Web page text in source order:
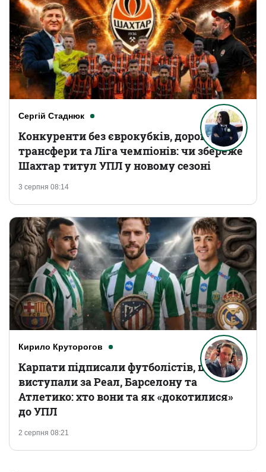
Сергій Стаднюк
3 серпня 08:14
Конкуренти без єврокубків, дорогі
трансфери та Ліга чемпіонів: чи збереже
Шахтар титул УПЛ у новому сезоні
Кирило Круторогов
2 серпня 08:21
Карпати підписали футболістів, що
виступали за Реал, Барселону та
Атлетико: хто вони та як «докотилися»
до УПЛ